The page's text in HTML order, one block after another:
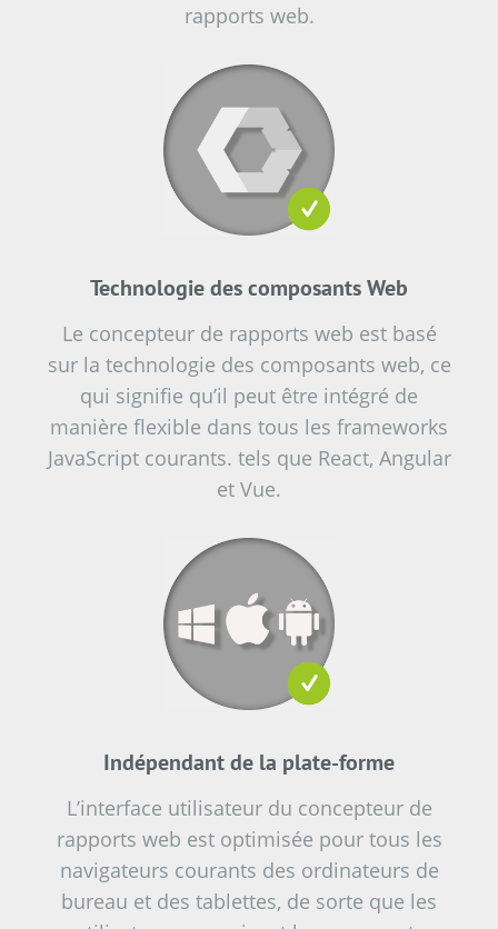
rapports web.
Technologie des composants Web
Le concepteur de rapports web est basé
sur la technologie des composants web, ce
qui signifie qu’il peut être intégré de
manière flexible dans tous les frameworks
JavaScript courants. tels que React, Angular
et Vue.
Indépendant de la plate-forme
L’interface utilisateur du concepteur de
rapports web est optimisée pour tous les
navigateurs courants des ordinateurs de
bureau et des tablettes, de sorte que les